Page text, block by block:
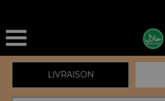
LIVRAISON